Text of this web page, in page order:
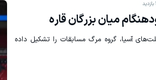
بازدید
میان بزرگان قاره
آسیا، گروه مرگ مسابقات را تشکیل داده